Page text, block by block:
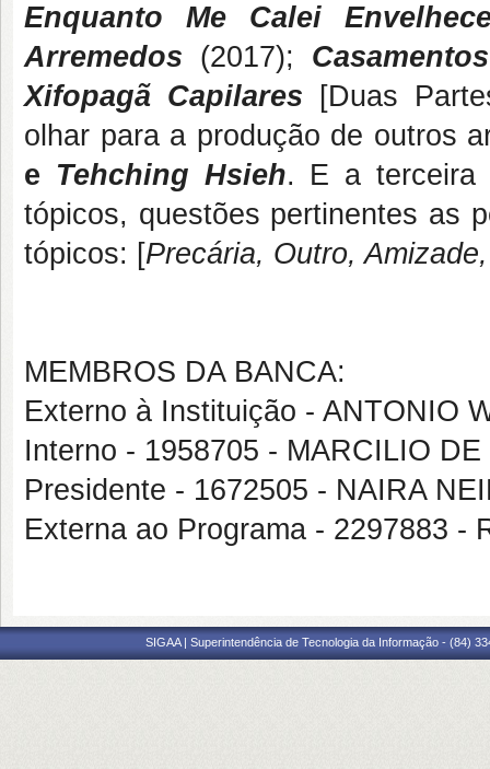
Enquanto Me Calei
Arremedos (2017); Casamentos
Xifopagã Capilares [Duas
olhar para a produção de outros
e Tehching Hsieh. E a terceira
tópicos, questões pertinentes as
tópicos: [Precária, Outro,
MEMBROS DA BANCA:
Externo à Instituição - ANTONIO
Interno - 1958705 - MARCILIO
Presidente - 1672505 - NAIRA
Externa ao Programa - 2297883 -
SIGAA | Superintendência de Tecnologia da Informação - (84)